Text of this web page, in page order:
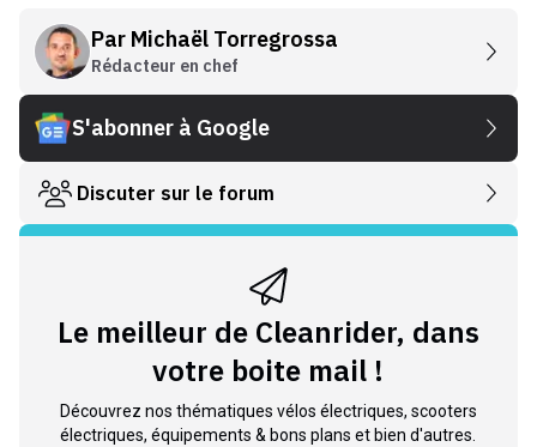
Par Michaël Torregrossa
Rédacteur en chef
S'abonner à Google
Discuter sur le forum
Le meilleur de Cleanrider, dans
votre boite mail !
Découvrez nos thématiques vélos électriques, scooters
électriques, équipements & bons plans et bien d'autres.